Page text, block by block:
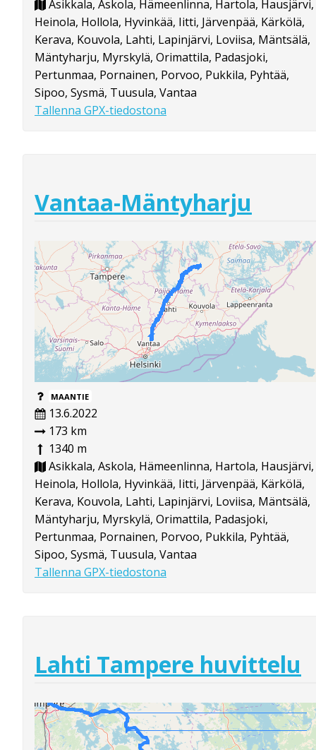
Asikkala, Askola, Hämeenlinna, Hartola, Hausjärvi,
Heinola, Hollola, Hyvinkää, Iitti, Järvenpää, Kärkölä,
Kerava, Kouvola, Lahti, Lapinjärvi, Loviisa, Mäntsälä,
Mäntyharju, Myrskylä, Orimattila, Padasjoki,
Pertunmaa, Pornainen, Porvoo, Pukkila, Pyhtää,
Sipoo, Sysmä, Tuusula, Vantaa
Tallenna GPX-tiedostona
Vantaa-Mäntyharju
MAANTIE
13.6.2022
173 km
1340 m
Asikkala, Askola, Hämeenlinna, Hartola, Hausjärvi,
Heinola, Hollola, Hyvinkää, Iitti, Järvenpää, Kärkölä,
Kerava, Kouvola, Lahti, Lapinjärvi, Loviisa, Mäntsälä,
Mäntyharju, Myrskylä, Orimattila, Padasjoki,
Pertunmaa, Pornainen, Porvoo, Pukkila, Pyhtää,
Sipoo, Sysmä, Tuusula, Vantaa
Tallenna GPX-tiedostona
Lahti Tampere huvittelu